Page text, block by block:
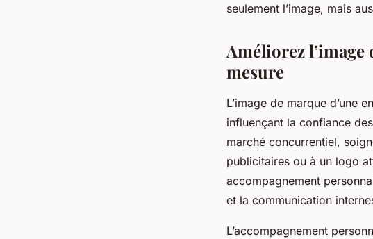
seulement l’image, mais
Améliorez
mesure
L’image de marque d’une
influençant la confiance
marché concurrentiel,
publicitaires ou à un logo
accompagnement
et la communication
L’accompagnement